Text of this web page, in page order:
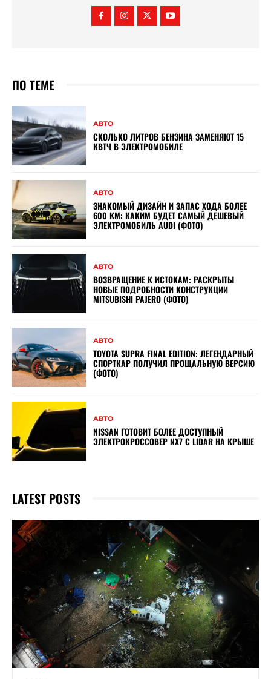
ПО ТЕМЕ
АВТО
СКОЛЬКО ЛИТРОВ БЕНЗИНА ЗАМЕНЯЮТ 15
КВТЧ В ЭЛЕКТРОМОБИЛЕ
АВТО
ЗНАКОМЫЙ ДИЗАЙН И ЗАПАС ХОДА БОЛЕЕ
600 КМ: КАКИМ БУДЕТ САМЫЙ ДЕШЕВЫЙ
ЭЛЕКТРОМОБИЛЬ AUDI (ФОТО)
АВТО
ВОЗВРАЩЕНИЕ К ИСТОКАМ: РАСКРЫТЫ
НОВЫЕ ПОДРОБНОСТИ КОНСТРУКЦИИ
MITSUBISHI PAJERO (ФОТО)
АВТО
TOYOTA SUPRA FINAL EDITION: ЛЕГЕНДАРНЫЙ
СПОРТКАР ПОЛУЧИЛ ПРОЩАЛЬНУЮ ВЕРСИЮ
(ФОТО)
АВТО
NISSAN ГОТОВИТ БОЛЕЕ ДОСТУПНЫЙ
ЭЛЕКТРОКРОССОВЕР NX7 С LIDAR НА КРЫШЕ
LATEST POSTS